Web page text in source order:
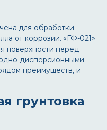
для обработки
от коррозии. «ГФ-021»
поверхности перед
дисперсионными
преимуществ, и
грунтовка